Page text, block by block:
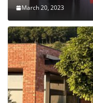
March 20, 2023